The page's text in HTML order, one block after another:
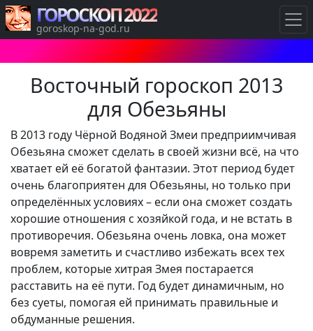
Восточный гороскоп 2013
для Обезьяны
В 2013 году Чёрной Водяной Змеи предприимчивая
Обезьяна сможет сделать в своей жизни всё, на что
хватает ей её богатой фантазии. Этот период будет
очень благоприятен для Обезьяны, но только при
определённых условиях – если она сможет создать
хорошие отношения с хозяйкой года, и не встать в
противоречия. Обезьяна очень ловка, она может
вовремя заметить и счастливо избежать всех тех
проблем, которые хитрая Змея постарается
расставить на её пути. Год будет динамичным, но
без суеты, помогая ей принимать правильные и
обдуманные решения.
ГОРОСКОП 2022
goroskop-na-god.ru